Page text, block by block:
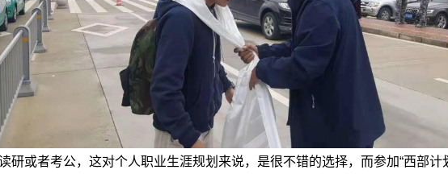
或者考公，这对个人职业生涯规划来说，是很不错的选择，而参加“西部计